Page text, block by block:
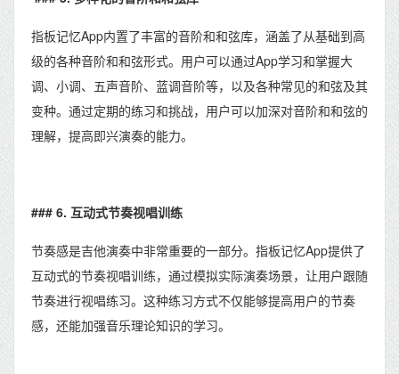
指板记忆App内置了丰富的音阶和和弦库，涵盖了从基础到高
级的各种音阶和和弦形式。用户可以通过App学习和掌握大
调、小调、五声音阶、蓝调音阶等，以及各种常见的和弦及其
变种。通过定期的练习和挑战，用户可以加深对音阶和和弦的
理解，提高即兴演奏的能力。
### 6. 互动式节奏视唱训练
节奏感是吉他演奏中非常重要的一部分。指板记忆App提供了
互动式的节奏视唱训练，通过模拟实际演奏场景，让用户跟随
节奏进行视唱练习。这种练习方式不仅能够提高用户的节奏
感，还能加强音乐理论知识的学习。